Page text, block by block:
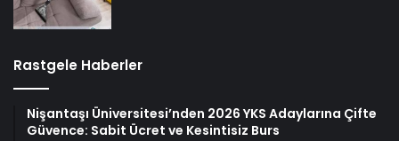
Rastgele Haberler
Nişantaşı Üniversitesi’nden 2026 YKS Adaylarına Çifte
Güvence: Sabit Ücret ve Kesintisiz Burs